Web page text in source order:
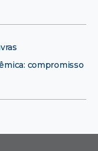
compromisso